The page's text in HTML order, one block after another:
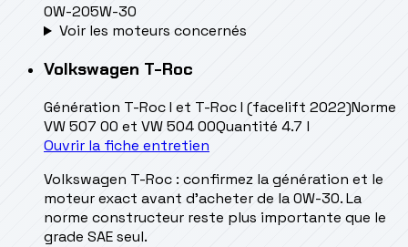
0W-205W-30
Voir les moteurs concernés
Volkswagen T-Roc
Génération T-Roc I et T-Roc I (facelift 2022)Norme
VW 507 00 et VW 504 00Quantité 4.7 l
Ouvrir la fiche entretien
Volkswagen T-Roc : confirmez la génération et le
moteur exact avant d’acheter de la 0W-30. La
norme constructeur reste plus importante que le
grade SAE seul.